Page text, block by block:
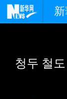
경제
청두 철